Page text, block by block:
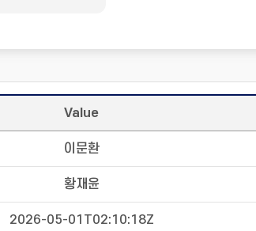
Value
이문환
황재윤
2026-05-01T02:10:18Z